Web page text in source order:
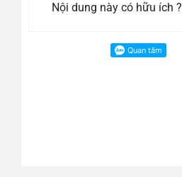
Nội dung này có hữu ích ?